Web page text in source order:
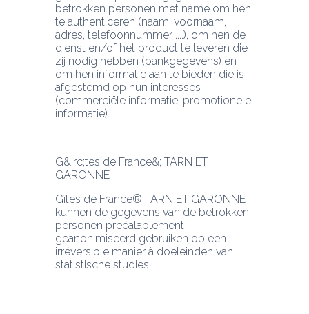
betrokken personen met name om hen
te authenticeren (naam, voornaam,
adres, telefoonnummer ....), om hen de
dienst en/of het product te leveren die
zij nodig hebben (bankgegevens) en
om hen informatie aan te bieden die is
afgestemd op hun interesses
(commerciële informatie, promotionele
informatie).
G&irc;tes de France&; TARN ET
Gîtes de France® TARN ET GARONNE
kunnen de gegevens van de betrokken
personen preéalablement
geanonimiseerd gebruiken op een
irréversible manier à doeleinden van
statistische studies.